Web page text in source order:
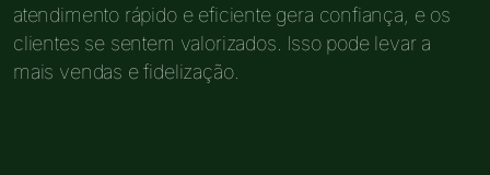
atendimento rápido e eficiente gera confiança, e os
clientes se sentem valorizados. Isso pode levar a
mais vendas e fidelização.